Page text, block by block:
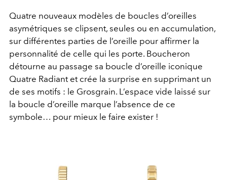
Quatre nouveaux modèles de boucles d’oreilles
asymétriques se clipsent, seules ou en accumulation,
sur différentes parties de l’oreille pour affirmer la
personnalité de celle qui les porte. Boucheron
détourne au passage sa boucle d’oreille iconique
Quatre Radiant et crée la surprise en supprimant un
de ses motifs : le Grosgrain. L’espace vide laissé sur
la boucle d’oreille marque l’absence de ce
symbole… pour mieux le faire exister !